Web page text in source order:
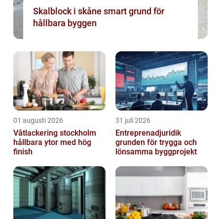
Skalblock i skåne smart grund för
hållbara byggen
01 augusti 2026
Våtlackering stockholm
hållbara ytor med hög
finish
31 juli 2026
Entreprenadjuridik
grunden för trygga och
lönsamma byggprojekt